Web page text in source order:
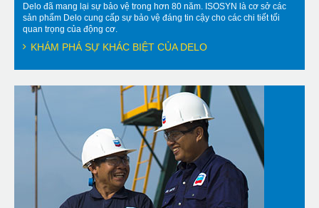
Delo đã mang lại sự bảo vệ trong hơn 80 năm. ISOSYN là cơ sở các
sản phẩm Delo cung cấp sự bảo vệ đáng tin cậy cho các chi tiết tối
quan trọng của động cơ.
KHÁM PHÁ SỰ KHÁC BIỆT CỦA DELO